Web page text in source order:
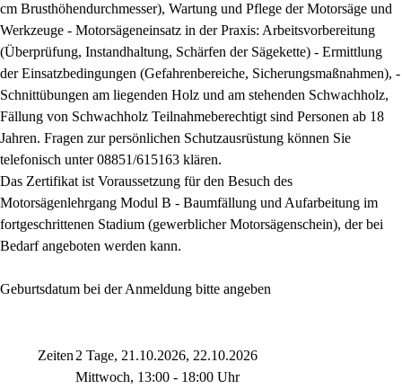
cm Brusthöhendurchmesser), Wartung und Pflege der Motorsäge und
Werkzeuge - Motorsägeneinsatz in der Praxis: Arbeitsvorbereitung
(Überprüfung, Instandhaltung, Schärfen der Sägekette) - Ermittlung
der Einsatzbedingungen (Gefahrenbereiche, Sicherungsmaßnahmen), -
Schnittübungen am liegenden Holz und am stehenden Schwachholz,
Fällung von Schwachholz Teilnahmeberechtigt sind Personen ab 18
Jahren. Fragen zur persönlichen Schutzausrüstung können Sie
telefonisch unter 08851/615163 klären.
Das Zertifikat ist Voraussetzung für den Besuch des
Motorsägenlehrgang Modul B - Baumfällung und Aufarbeitung im
fortgeschrittenen Stadium (gewerblicher Motorsägenschein), der bei
Bedarf angeboten werden kann.
Geburtsdatum bei der Anmeldung bitte angeben
Zeiten 2 Tage, 21.10.2026, 22.10.2026
Mittwoch, 13:00 - 18:00 Uhr